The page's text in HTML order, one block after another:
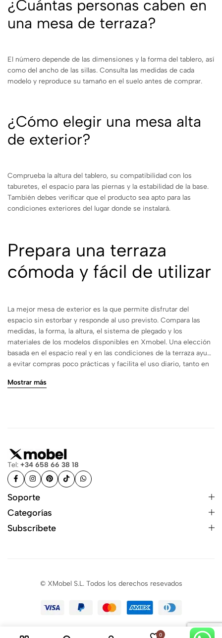
¿Cuántas personas caben en
una mesa de terraza?
El número depende de las dimensiones y la forma del tablero, así
como del ancho de las sillas. Consulta las medidas de cada
modelo y reproduce su tamaño en el suelo antes de comprar.
¿Cómo elegir una mesa alta
de exterior?
Comprueba la altura del tablero, su compatibilidad con los
taburetes, el espacio para las piernas y la estabilidad de la base.
También debes verificar que el producto sea apto para las
condiciones exteriores del lugar donde se instalará.
Prepara una terraza
cómoda y fácil de utilizar
La mejor mesa de exterior es la que permite disfrutar del
espacio sin estorbar y responde al uso previsto. Compara las
medidas, la forma, la altura, el sistema de plegado y los
materiales de los modelos disponibles en Xmobel. Una elección
basada en el espacio real y en las condiciones de la terraza ayuda
a evitar compras poco prácticas y facilita el uso diario, tanto en
Mostrar más
Tel: +34 658 66 38 18
Soporte
Categorías
Subscríbete
© XMobel S.L. Todos los derechos resevados
0 0